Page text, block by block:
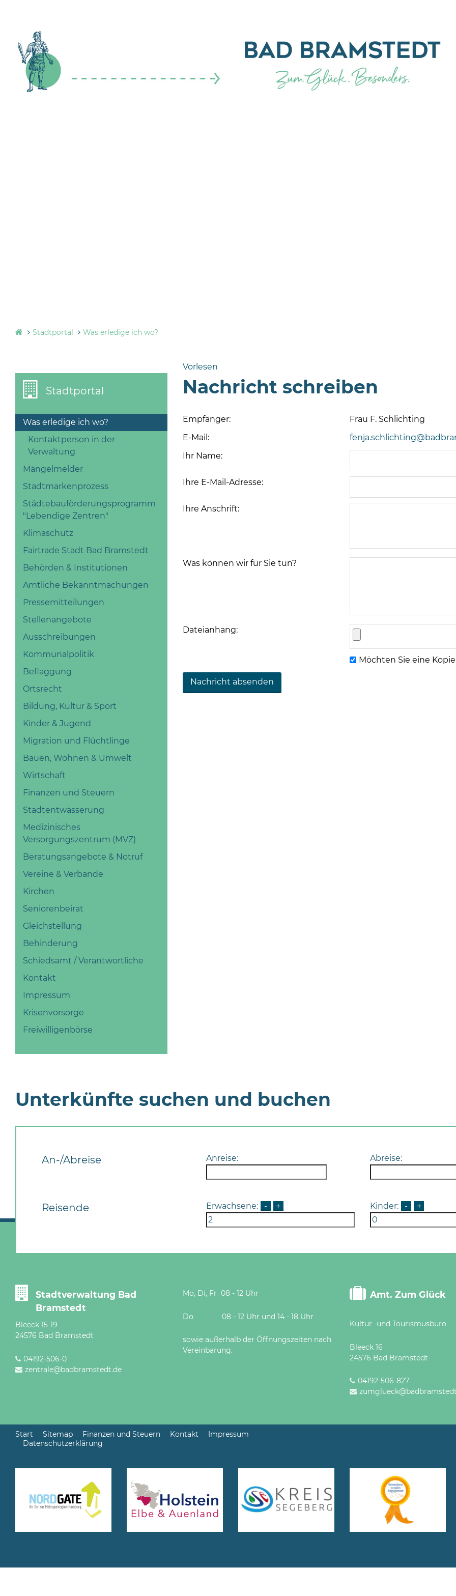
Stadtportal Was erledige ich wo?
Vorlesen
Stadtportal
Was erledige ich wo?
Kontaktperson in der
Verwaltung
Mängelmelder
Stadtmarkenprozess
Städtebauförderungsprogramm
"Lebendige Zentren"
Klimaschutz
Fairtrade Stadt Bad Bramstedt
Behörden & Institutionen
Amtliche Bekanntmachungen
Pressemitteilungen
Stellenangebote
Ausschreibungen
Kommunalpolitik
Beflaggung
Ortsrecht
Bildung, Kultur & Sport
Kinder & Jugend
Migration und Flüchtlinge
Bauen, Wohnen & Umwelt
Wirtschaft
Finanzen und Steuern
Stadtentwässerung
Medizinisches
Versorgungszentrum (MVZ)
Beratungsangebote & Notruf
Vereine & Verbände
Kirchen
Seniorenbeirat
Gleichstellung
Behinderung
Schiedsamt / Verantwortliche
Kontakt
Impressum
Krisenvorsorge
Freiwilligenbörse
Nachricht schreiben
Empfänger:
Frau F. Schlichting
E-Mail:
Ihr Name:
Ihre E-Mail-Adresse:
Ihre Anschrift:
Was können wir für Sie tun?
Dateianhang:
Möchten Sie eine
Unterkünfte suchen und buchen
An-/Abreise Anreise: Abreise:
Reisende Erwachsene: - + Kinder: - +
Stadtverwaltung Bad
Bramstedt
Bleeck 15-19
24576 Bad Bramstedt
04192-506-0
zentrale@badbramstedt.de
Mo, Di, Fr 08 - 12 Uhr
Do 08 - 12 Uhr und 14 - 18 Uhr
sowie außerhalb der Öffnungszeiten nach
Vereinbarung.
Amt. Zum Glück
Kultur- und Tourismusbüro
Bleeck 16
24576 Bad Bramstedt
04192-506-827
Start Sitemap Finanzen und Steuern Kontakt
Impressum
Datenschutzerklärung